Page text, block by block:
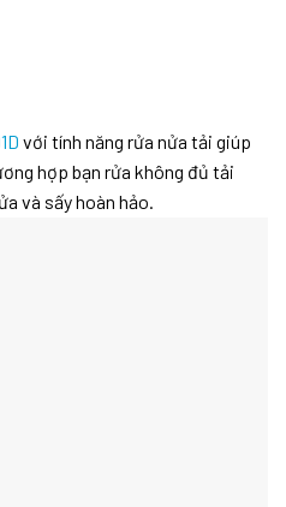
với tính năng rửa nửa tải giúp
hợp bạn rửa không đủ tải
và sấy hoàn hảo.